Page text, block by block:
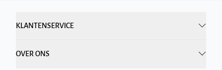
KLANTENSERVICE
OVER ONS